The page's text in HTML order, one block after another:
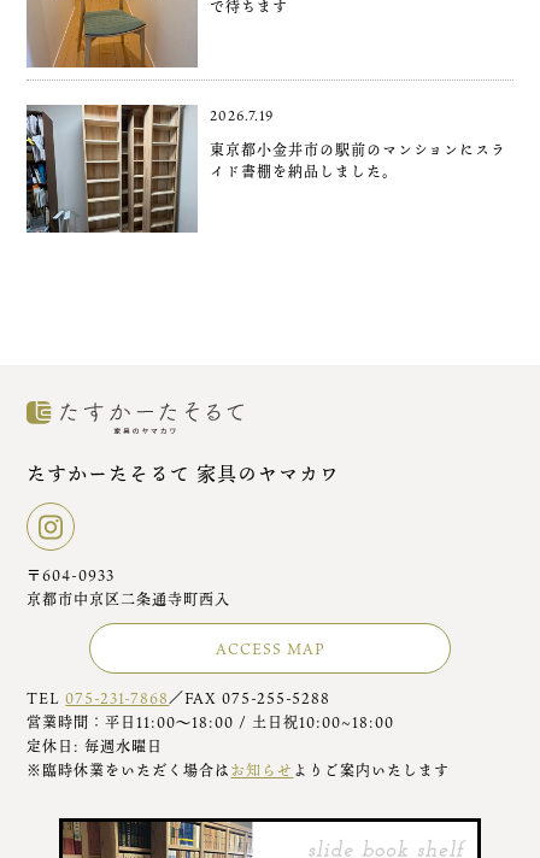
で待ちます
2026.7.19
東京都小金井市の駅前のマンションにスラ
イド書棚を納品しました。
たすかーたそるて 家具のヤマカワ
〒604-0933
京都市中京区二条通寺町西入
ACCESS MAP
TEL075-231-7868／FAX 075-255-5288
営業時間：平日11:00～18:00 / 土日祝10:00~18:00
定休日: 毎週水曜日
※臨時休業をいただく場合はお知らせ よりご案内いたします